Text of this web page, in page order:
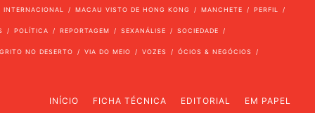
INTERNACIONAL MACAU VISTO DE HONG KONG MANCHETE PERFIL
POLÍTICA REPORTAGEM SEXANÁLISE SOCIEDADE
NO DESERTO VIA DO MEIO VOZES ÓCIOS & NEGÓCIOS
INÍCIO FICHA TÉCNICA EDITORIAL EM PAPEL